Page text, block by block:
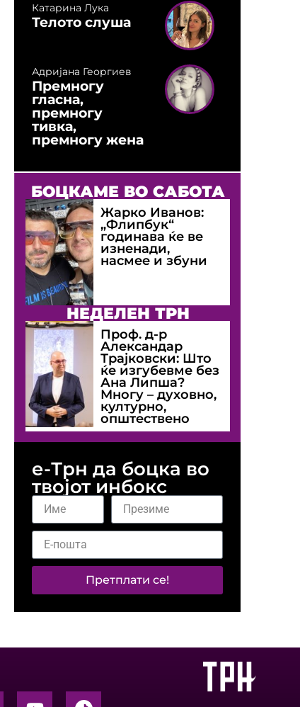
Катарина Лука
Телото слуша
Адријана Георгиев
Премногу
гласна,
премногу
тивка,
премногу жена
БОЦКАМЕ ВО САБОТА
Жарко Иванов:
„Флипбук“
годинава ќе ве
изненади,
насмее и збуни
НЕДЕЛЕН ТРН
Проф. д-р
Александар
Трајковски: Што
ќе изгубевме без
Ана Липша?
Многу – духовно,
културно,
општествено
е-Трн да боцка во
твојот инбокс
Претплати се!